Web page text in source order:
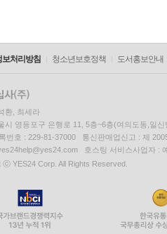
보처리방침 청소년보호정책 도서홍보안내
환, 최세라
시 영등포구 은행로 11, 5층~6층(여의도동,일신
번호 : 229-81-37000 통신판매업신고 : 제
호스팅 서비스사업자 :
ⓒ YES24 Corp. All Rights Reserved.